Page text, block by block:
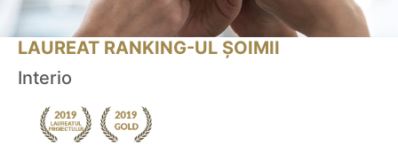
LAUREAT RANKING-UL ȘOIMII
Interio